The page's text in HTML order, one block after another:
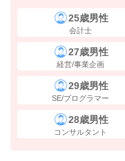
25歳男性
会計士
27歳男性
経営/事業企画
29歳男性
SE/プログラマー
28歳男性
コンサルタント